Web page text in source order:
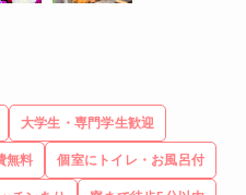
大学生・専門学生歓迎
無料 個室にトイレ・お風呂付